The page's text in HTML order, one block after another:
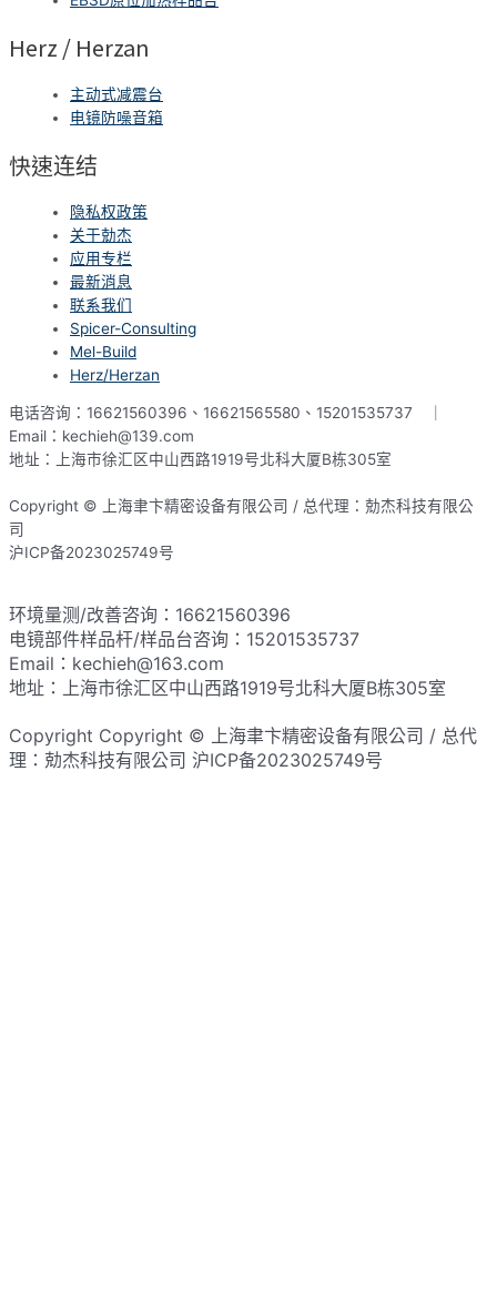
Herz / Herzan
主动式减震台
电镜防噪音箱
快速连结
隐私权政策
关于勀杰
应用专栏
最新消息
联系我们
Spicer-Consulting
Mel-Build
Herz/Herzan
电话咨询：16621560396、16621565580、15201535737 ｜
Email：kechieh@139.com
地址：上海市徐汇区中山西路1919号北科大厦B栋305室
Copyright © 上海聿卞精密设备有限公司 / 总代理：勀杰科技有限公
司
沪ICP备2023025749号
环境量测/改善咨询：16621560396
电镜部件样品杆/样品台咨询：15201535737
Email：kechieh@163.com
地址：上海市徐汇区中山西路1919号北科大厦B栋305室
Copyright Copyright © 上海聿卞精密设备有限公司 / 总代
理：勀杰科技有限公司 沪ICP备2023025749号​